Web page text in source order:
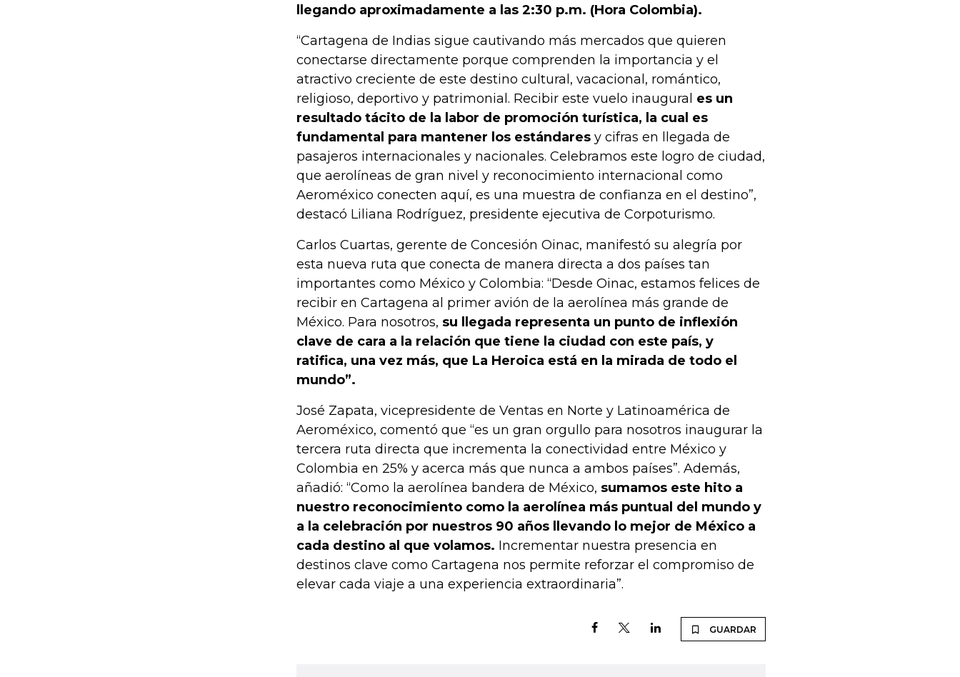
llegando aproximadamente a las 2:30 p.m. (Hora Colombia).
“Cartagena de Indias sigue cautivando más mercados que quieren
conectarse directamente porque comprenden la importancia y el
atractivo creciente de este destino cultural, vacacional, romántico,
religioso, deportivo y patrimonial. Recibir este vuelo inaugural es un
resultado tácito de la labor de promoción turística, la cual es
fundamental para mantener los estándares y cifras en llegada de
pasajeros internacionales y nacionales. Celebramos este logro de ciudad,
que aerolíneas de gran nivel y reconocimiento internacional como
Aeroméxico conecten aquí, es una muestra de confianza en el destino”,
destacó Liliana Rodríguez, presidente ejecutiva de Corpoturismo.
Carlos Cuartas, gerente de Concesión Oinac, manifestó su alegría por
esta nueva ruta que conecta de manera directa a dos países tan
importantes como México y Colombia: “Desde Oinac, estamos felices de
recibir en Cartagena al primer avión de la aerolínea más grande de
México. Para nosotros, su llegada representa un punto de inflexión
clave de cara a la relación que tiene la ciudad con este país, y
ratifica, una vez más, que La Heroica está en la mirada de todo el
mundo”.
José Zapata, vicepresidente de Ventas en Norte y Latinoamérica de
Aeroméxico, comentó que “es un gran orgullo para nosotros inaugurar la
tercera ruta directa que incrementa la conectividad entre México y
Colombia en 25% y acerca más que nunca a ambos países”. Además,
añadió: “Como la aerolínea bandera de México, sumamos este hito a
nuestro reconocimiento como la aerolínea más puntual del mundo y
a la celebración por nuestros 90 años llevando lo mejor de México a
cada destino al que volamos. Incrementar nuestra presencia en
destinos clave como Cartagena nos permite reforzar el compromiso de
elevar cada viaje a una experiencia extraordinaria”.
GUARDAR